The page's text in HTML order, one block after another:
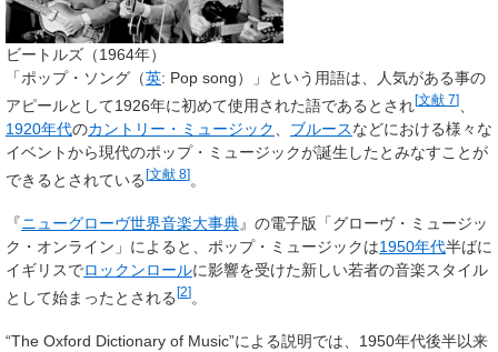
ビートルズ（1964年）
「ポップ・ソング（英: Pop song）」という用語は、人気がある事の
アピールとして1926年に初めて使用された語であるとされ[文献 7]
1920年代のカントリー・ミュージック ブルースなどにおける様々な
イベントから現代のポップ・ミュージックが誕生したとみなすことが
できるとされている[文献 8]。
『ニューグローヴ世界音楽大事典』の電子版「グローヴ・ミュージッ
ク・オンライン」によると、ポップ・ミュージックは1950年代半ばに
イギリスでロックンロールに影響を受けた新しい若者の音楽スタイル
として始まったとされる [2] 。
“The Oxford Dictionary of Music”による説明では、1950年代後半以来